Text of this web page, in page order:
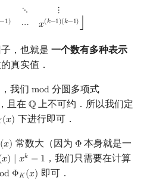
⋱
⋮
−1) ⋯ 𝑥(𝑘−1)(𝑘−1)⎦
，也就是 一个数有多种表示
真实值．
我们mod
mod 分圆多项式
且在 ℚ
Q 上不可约．所以我们定
(𝑥)
x) 下进行即可．
(𝑥)
) 常数大（因为 Φ
Φ 本身就是一
𝑥) ∣ 𝑥𝑘 − 1
x)∣ k−1
，我们只需要在计算
od Φ𝐾 (𝑥)
ΦK(x) 即可．